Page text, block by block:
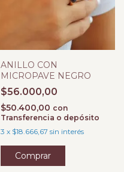
ANILLO CON
MICROPAVE NEGRO
$56.000,00
$50.400,00 con
Transferencia o depósito
3 x $18.666,67 sin interés
Comprar